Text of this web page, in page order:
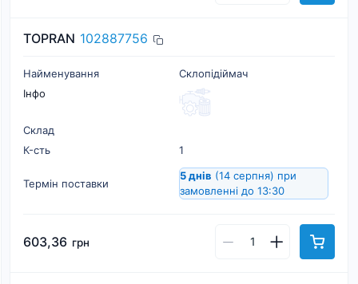
TOPRAN 102887756
Найменування
Склопідіймач
Інфо
Склад
К-cть
1
Термін поставки
5 днів (14 серпня) при
замовленні до 13:30
603,36 грн